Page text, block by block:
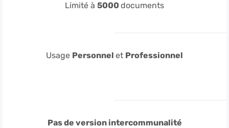
Limité à 5000 documents
Usage Personnel et Professionnel
Pas de version intercommunalité